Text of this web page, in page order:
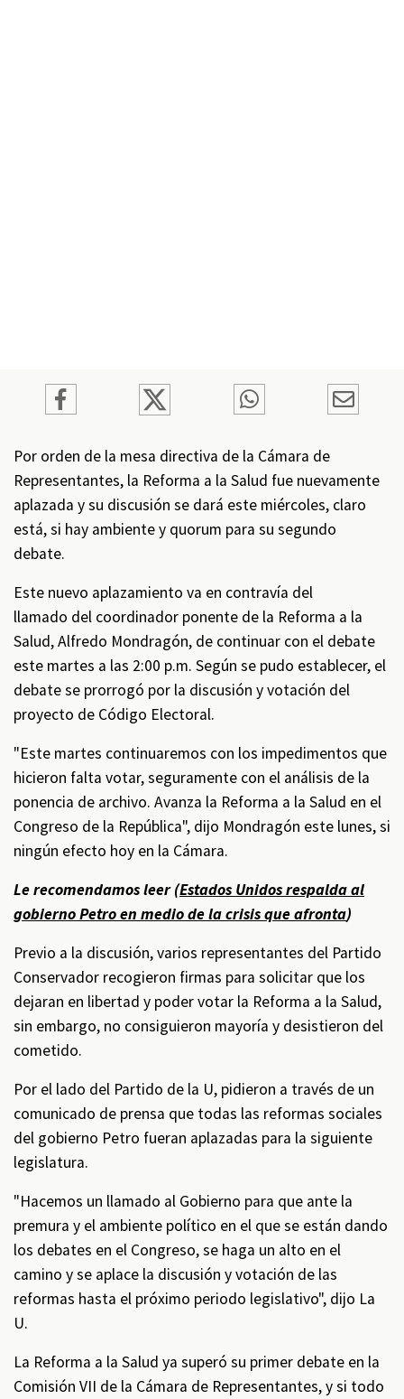
Por orden de la mesa directiva de la Cámara de
Representantes, la Reforma a la Salud fue nuevamente
aplazada y su discusión se dará este miércoles, claro
está, si hay ambiente y quorum para su segundo
debate.
Este nuevo aplazamiento va en contravía del
llamado del coordinador ponente de la Reforma a la
Salud, Alfredo Mondragón, de continuar con el debate
este martes a las 2:00 p.m. Según se pudo establecer, el
debate se prorrogó por la discusión y votación del
proyecto de Código Electoral.
"Este martes continuaremos con los impedimentos que
hicieron falta votar, seguramente con el análisis de la
ponencia de archivo. Avanza la Reforma a la Salud en el
Congreso de la República", dijo Mondragón este lunes, si
ningún efecto hoy en la Cámara.
Le recomendamos leer (Estados Unidos respalda al
gobierno Petro en medio de la crisis que afronta)
Previo a la discusión, varios representantes del Partido
Conservador recogieron firmas para solicitar que los
dejaran en libertad y poder votar la Reforma a la Salud,
sin embargo, no consiguieron mayoría y desistieron del
cometido.
Por el lado del Partido de la U, pidieron a través de un
comunicado de prensa que todas las reformas sociales
del gobierno Petro fueran aplazadas para la siguiente
legislatura.
"Hacemos un llamado al Gobierno para que ante la
premura y el ambiente político en el que se están dando
los debates en el Congreso, se haga un alto en el
camino y se aplace la discusión y votación de las
reformas hasta el próximo periodo legislativo", dijo La
U.
La Reforma a la Salud ya superó su primer debate en la
Comisión VII de la Cámara de Representantes, y si todo